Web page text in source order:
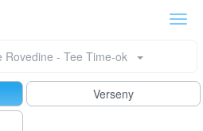
Rovedine - Tee Time-ok
Verseny